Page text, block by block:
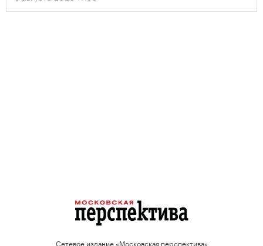
проектов.
Сетевое издание «Московская перспектива»